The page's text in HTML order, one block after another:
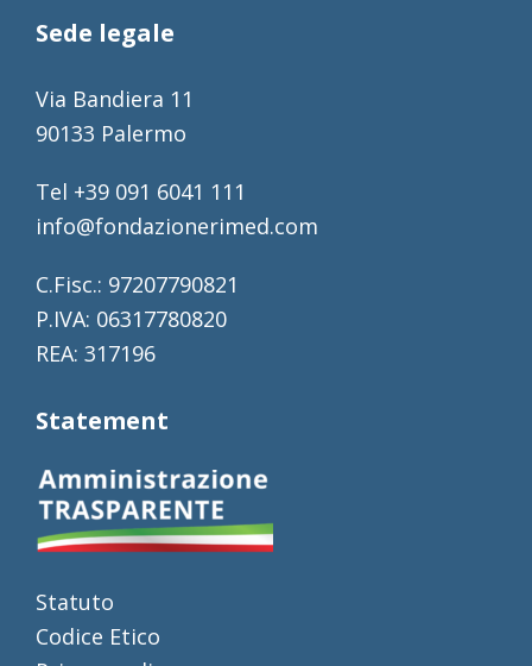
Sede legale
Via Bandiera 11
90133 Palermo
Tel +39 091 6041 111
info@fondazionerimed.com
C.Fisc.: 97207790821
P.IVA: 06317780820
REA: 317196
Statement
Statuto
Codice Etico